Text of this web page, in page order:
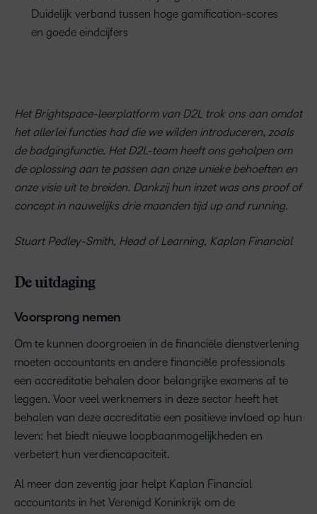
Duidelijk verband tussen hoge gamification-scores
en goede eindcijfers
Het Brightspace-leerplatform van D2L trok ons aan omdat
het allerlei functies had die we wilden introduceren, zoals
de badgingfunctie. Het D2L-team heeft ons geholpen om
de oplossing aan te passen aan onze unieke behoeften en
onze visie uit te breiden. Dankzij hun inzet was ons proof of
concept in nauwelijks drie maanden tijd up and running.
Stuart Pedley-Smith, Head of Learning, Kaplan Financial
De uitdaging
Voorsprong nemen
Om te kunnen doorgroeien in de financiële dienstverlening
moeten accountants en andere financiële professionals
een accreditatie behalen door belangrijke examens af te
leggen. Voor veel werknemers in deze sector heeft het
behalen van deze accreditatie een positieve invloed op hun
leven: het biedt nieuwe loopbaanmogelijkheden en
verbetert hun verdiencapaciteit.
Al meer dan zeventig jaar helpt Kaplan Financial
accountants in het Verenigd Koninkrijk om de